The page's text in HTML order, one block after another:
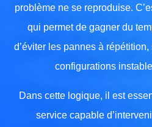
problème ne se reproduise.
qui permet de gagner du
d’éviter les pannes à
configurations
Dans cette logique, il est
service capable